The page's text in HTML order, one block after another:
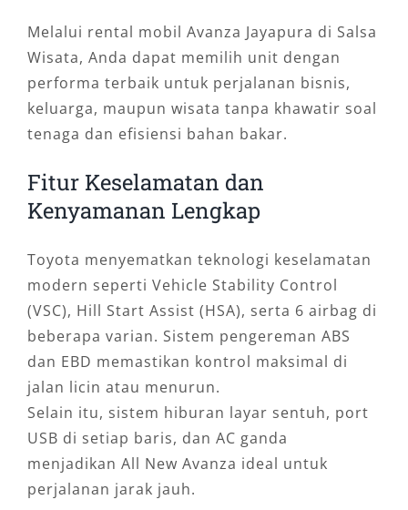
Melalui rental mobil Avanza Jayapura di Salsa
Wisata, Anda dapat memilih unit dengan
performa terbaik untuk perjalanan bisnis,
keluarga, maupun wisata tanpa khawatir soal
tenaga dan efisiensi bahan bakar.
Fitur Keselamatan dan
Kenyamanan Lengkap
Toyota menyematkan teknologi keselamatan
modern seperti Vehicle Stability Control
(VSC), Hill Start Assist (HSA), serta 6 airbag di
beberapa varian. Sistem pengereman ABS
dan EBD memastikan kontrol maksimal di
jalan licin atau menurun.
Selain itu, sistem hiburan layar sentuh, port
USB di setiap baris, dan AC ganda
menjadikan All New Avanza ideal untuk
perjalanan jarak jauh.